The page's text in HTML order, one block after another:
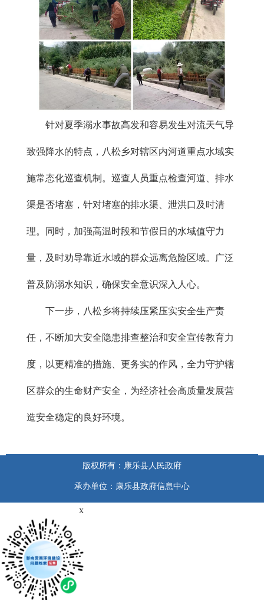
针对夏季溺水事故高发和容易发生对流天气导
致强降水的特点，八松乡对辖区内河道重点水域实
施常态化巡查机制。巡查人员重点检查河道、排水
渠是否堵塞，针对堵塞的排水渠、泄洪口及时清
理。同时，加强高温时段和节假日的水域值守力
量，及时劝导靠近水域的群众远离危险区域。广泛
普及防溺水知识，确保安全意识深入人心。
下一步，八松乡将持续压紧压实安全生产责
任，不断加大安全隐患排查整治和安全宣传教育力
度，以更精准的措施、更务实的作风，全力守护辖
区群众的生命财产安全，为经济社会高质量发展营
造安全稳定的良好环境。
版权所有：康乐县人民政府
承办单位：康乐县政府信息中心
x